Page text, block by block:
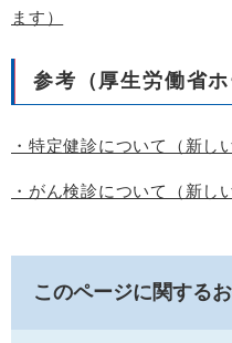
ます）
参考（厚生労働省ホ
・特定健診について（新し
・がん検診について（新し
このページに関する